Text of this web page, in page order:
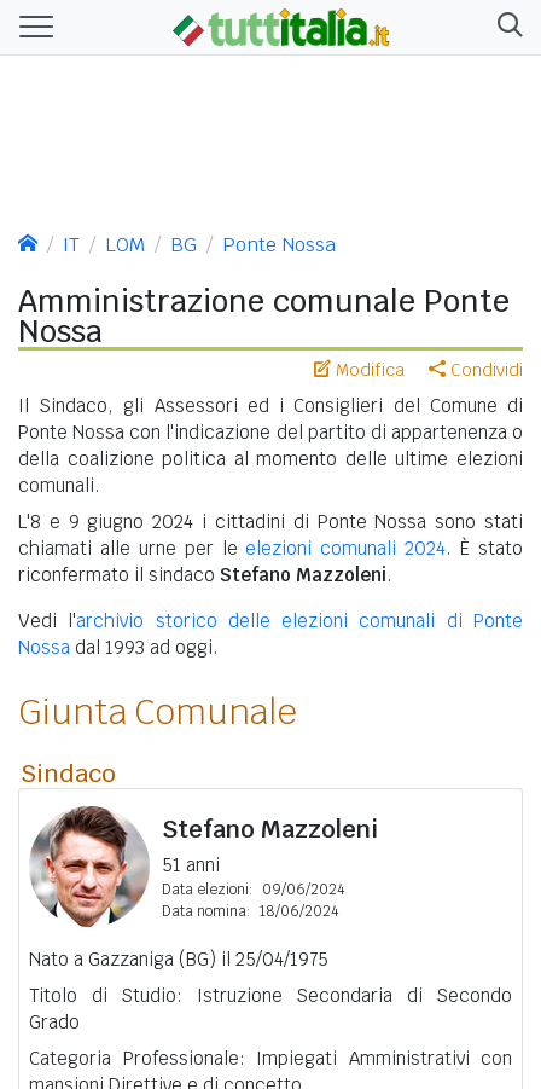
IT LOM BG Ponte Nossa
Amministrazione comunale Ponte
Nossa
Modifica Condividi
Il Sindaco, gli Assessori ed i Consiglieri del Comune di
Ponte Nossa con l'indicazione del partito di appartenenza o
della coalizione politica al momento delle ultime elezioni
comunali.
L'8 e 9 giugno 2024 i cittadini di Ponte Nossa sono stati
chiamati alle urne per le elezioni comunali 2024. È stato
riconfermato il sindaco Stefano Mazzoleni.
Vedi l'archivio storico delle elezioni comunali di Ponte
Nossa dal 1993 ad oggi.
Giunta Comunale
Sindaco
Stefano Mazzoleni
51 anni
Data elezioni:
09/06/2024
Data nomina: 18/06/2024
Nato a Gazzaniga (BG) il 25/04/1975
Titolo di Studio: Istruzione Secondaria di Secondo
Grado
Categoria Professionale: Impiegati Amministrativi con